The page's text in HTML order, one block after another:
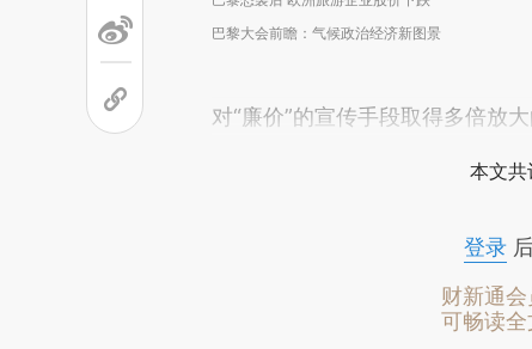
巴黎大会前瞻：气候政治经济新图景
对“廉价”的宣传手段取得多倍放大
本文共
登录
财新通会
可畅读全